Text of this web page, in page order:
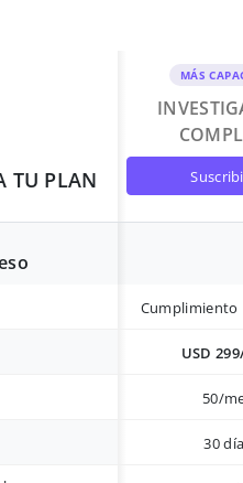
TU PLAN
MÁS
Cumplimiento
USD
50/
30